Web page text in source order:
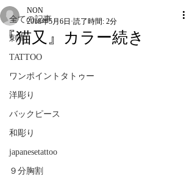
全ての記事
刺青
TATTOO
ワンポイントタトゥー
洋彫り
バックピース
和彫り
japanesetattoo
９分胸割
『猫又』カラー続き
NON
2018年5月6日 読了時間: 2分